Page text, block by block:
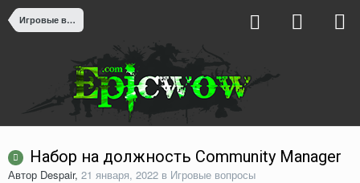
Игровые вопросы
Набор на должность Community Manager
Автор Despair, 21 января, 2022 в Игровые вопросы